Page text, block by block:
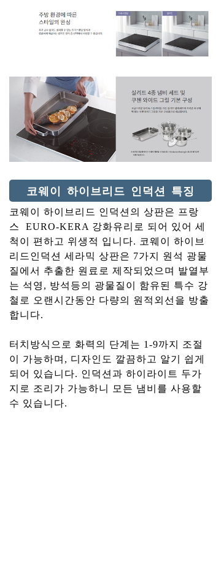
코웨이 하이브리드 인덕션 특징
코웨이 하이브리드 인덕션의 상판은 프랑
스 EURO-KERA 강화유리로 되어 있어 세
척이 편하고 위생적 입니다. 코웨이 하이브
리드인덕션 세라믹 상판은 7가지 원석 광물
질에서 추출한 원료로 제작되었으며 발열부
는 석영, 방석등의 광물질이 함유된 특수 강
철로 오랜시간동안 다량의 원적외선을 방출
합니다.
터치방식으로 화력의 단계는 1-9까지 조절
이 가능하며, 디자인도 깔끔하고 알기 쉽게
되어 있습니다. 인덕션과 하이라이트 두가
지로 조리가 가능하니 모든 냄비를 사용할
수 있습니다.